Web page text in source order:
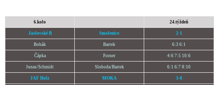
6.kolo 24.týždeň
Jaslovské B Smolenice 2-1
Bobák Bartek 6:3 6:1
Čápka Forner 4:6 7:5 10:6
Junas/Schmidt Sloboda/Bartek 6:1 6:7 8:10
JAF Holz MOKA 3-0